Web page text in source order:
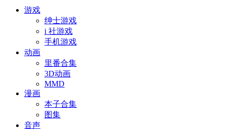
游戏
绅士游戏
i 社游戏
手机游戏
动画
里番合集
3D动画
MMD
漫画
本子合集
图集
音声